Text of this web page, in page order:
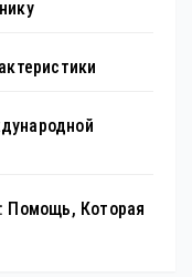
Помощь, Которая